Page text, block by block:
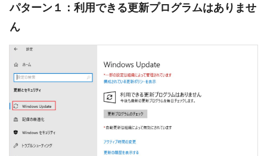
パターン１：利用できる更新プログラムはありませ
ん